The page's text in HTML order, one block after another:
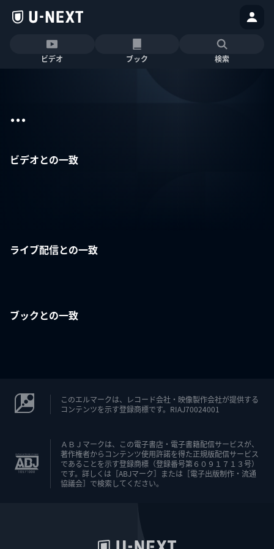
ビデオ ブック 検索
...
ビデオとの一致
ライブ配信との一致
ブックとの一致
このエルマークは、レコード会社・映像製作会社が提供する
コンテンツを示す登録商標です。RIAJ70024001
ＡＢＪマークは、この電子書店・電子書籍配信サービスが、
著作権者からコンテンツ使用許諾を得た正規版配信サービス
であることを示す登録商標（登録番号第６０９１７１３号）
です。詳しくは［ABJマーク］または［電子出版制作・流通
協議会］で検索してください。